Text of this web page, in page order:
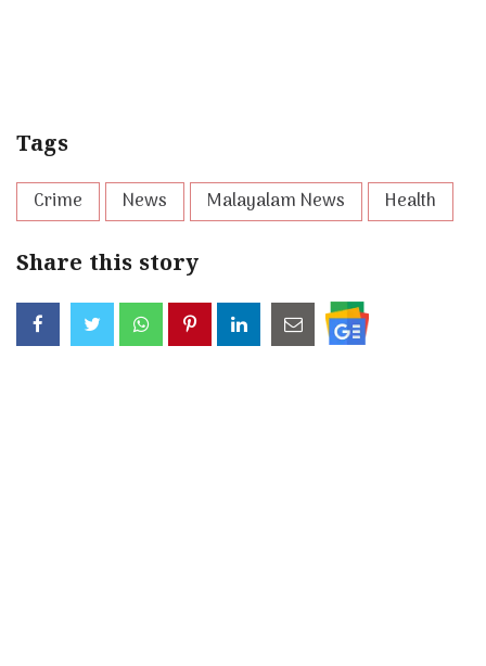
Tags
Crime News Malayalam News Health
Share this story